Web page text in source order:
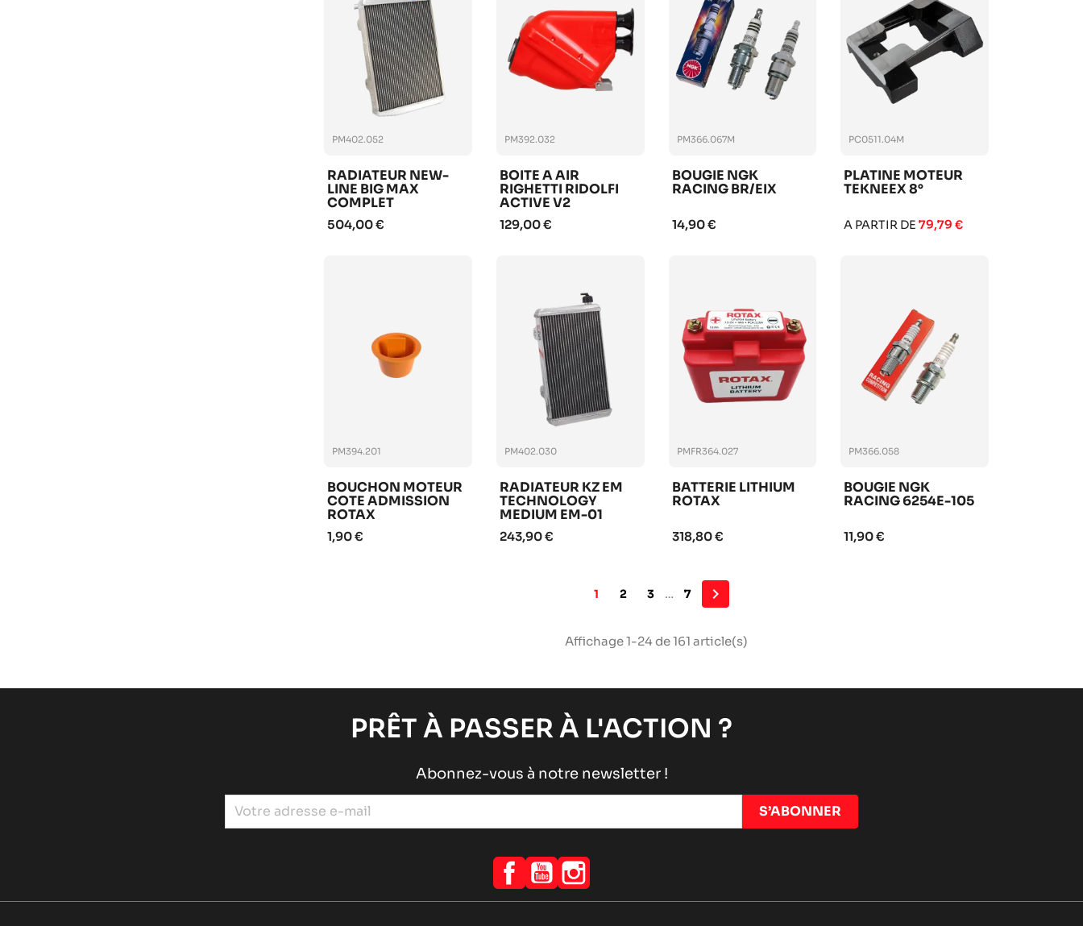
PM402.052
RADIATEUR NEW-
LINE BIG MAX
COMPLET
504,00 €
PM392.032
BOITE A AIR
RIGHETTI RIDOLFI
ACTIVE V2
129,00 €
PM366.067M
BOUGIE NGK
RACING BR/EIX
14,90 €
PC0511.04M
PLATINE MOTEUR
TEKNEEX 8°
A PARTIR DE79,79 €
PM394.201
BOUCHON MOTEUR
COTE ADMISSION
ROTAX
1,90 €
PM402.030
RADIATEUR KZ EM
TECHNOLOGY
MEDIUM EM-01
COMPLET
243,90 €
PMFR364.027
BATTERIE LITHIUM
ROTAX
318,80 €
PM366.058
BOUGIE NGK
RACING 6254E-105
11,90 €
1 2 3 … 7 
Affichage 1-24 de 161 article(s)
PRÊT À PASSER À L'ACTION ?
Abonnez-vous à notre newsletter !
Facebook
YouTube